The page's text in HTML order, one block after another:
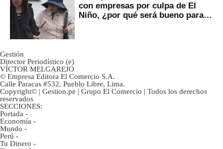
con empresas por culpa de El
Niño, ¿por qué será bueno para
Gestión
Director Periodístico (e)
VÍCTOR MELGAREJO
© Empresa Editora El Comercio S.A.
Calle Paracas #532, Pueblo Libre, Lima.
Copyright© | Gestion.pe | Grupo El Comercio | Todos los derechos
reservados
SECCIONES:
Portada -
Economía -
Mundo -
Perú -
Tu Dinero -